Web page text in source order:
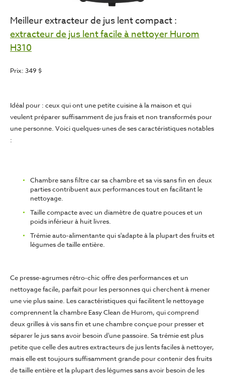
Meilleur extracteur de jus lent compact :
extracteur de jus lent facile à nettoyer Hurom
H310
Prix: 349 $
Idéal pour : ceux qui ont une petite cuisine à la maison et qui
veulent préparer suffisamment de jus frais et non transformés pour
une personne. Voici quelques-unes de ses caractéristiques notables
:
Chambre sans filtre car sa chambre et sa vis sans fin en deux
parties contribuent aux performances tout en facilitant le
nettoyage.
Taille compacte avec un diamètre de quatre pouces et un
poids inférieur à huit livres.
Trémie auto-alimentante qui s'adapte à la plupart des fruits et
légumes de taille entière.
Ce presse-agrumes rétro-chic offre des performances et un
nettoyage facile, parfait pour les personnes qui cherchent à mener
une vie plus saine. Les caractéristiques qui facilitent le nettoyage
comprennent la chambre Easy Clean de Hurom, qui comprend
deux grilles à vis sans fin et une chambre conçue pour presser et
séparer le jus sans avoir besoin d'une passoire. Sa trémie est plus
petite que celle des autres extracteurs de jus lents faciles à nettoyer,
mais elle est toujours suffisamment grande pour contenir des fruits
de taille entière et la plupart des légumes sans avoir besoin de les